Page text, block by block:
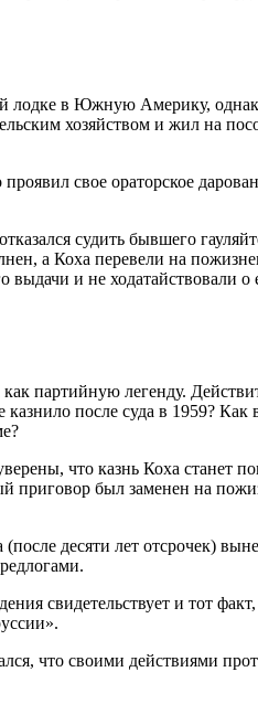
лодке в Южную Америку,
хозяйством и жил на
свое ораторское
судить бывшего
а Коха перевели на
и не ходатайствовали о
партийную легенду.
после суда в 1959? Как
что казнь Коха станет
приговор был заменен на
десяти лет отсрочек)
свидетельствует и тот
что своими действиями